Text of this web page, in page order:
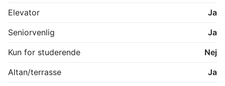
Elevator
Ja
Seniorvenlig
Ja
Kun for studerende
Nej
Altan/terrasse
Ja